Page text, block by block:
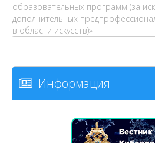
образовательных программ (за
дополнительных
в области искусств)»
Информация